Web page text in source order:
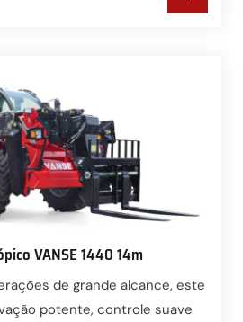
VANSE 1440 14m
de grande alcance, este
potente, controle suave